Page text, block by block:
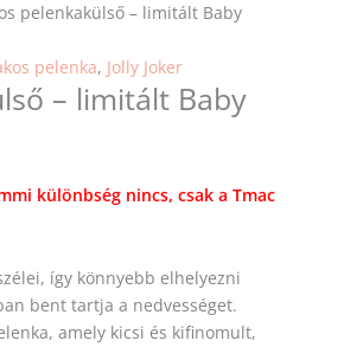
pelenkakülső – limitált Baby
pelenka, Jolly Joker
– limitált Baby
különbség nincs, csak a Tmac
így könnyebb elhelyezni
bent tartja a nedvességet.
amely kicsi és kifinomult,